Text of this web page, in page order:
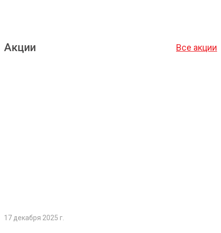
Акции Все акции
17 декабря 2025 г.